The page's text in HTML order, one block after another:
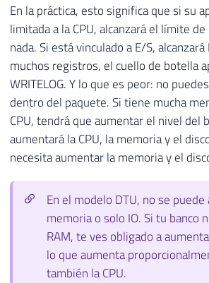
En la práctica, esto significa que si su
limitada a la CPU, alcanzará el límite
nada. Si está vinculado a E/S, alcanzará
muchos registros, el cuello de botella
WRITELOG. Y lo que es peor: no
dentro del paquete. Si tiene mucha
CPU, tendrá que aumentar el nivel del
aumentará la CPU, la memoria y el
necesita aumentar la memoria y el
En el modelo DTU, no se
memoria o solo IO. Si tu banco
RAM, te ves obligado a
lo que aumenta
también la CPU.